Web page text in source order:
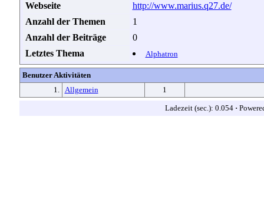
Webseite
http://www.marius.q27.de/
Anzahl der Themen
1
Anzahl der Beiträge
0
Letztes Thema
Alphatron
Benutzer Aktivitäten
1.
Allgemein 1
Ladezeit (sec.): 0.054 ·